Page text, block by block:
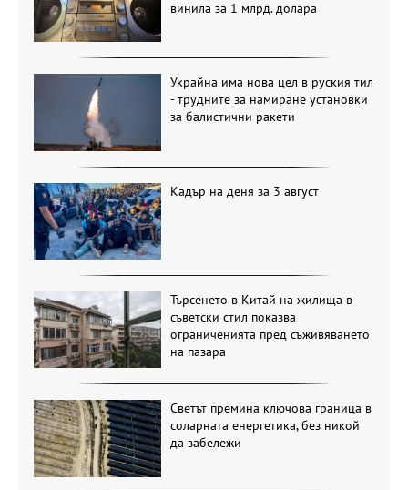
винила за 1 млрд. долара
Украйна има нова цел в руския тил
- трудните за намиране установки
за балистични ракети
Кадър на деня за 3 август
Търсенето в Китай на жилища в
съветски стил показва
ограниченията пред съживяването
на пазара
Светът премина ключова граница в
соларната енергетика, без никой
да забележи